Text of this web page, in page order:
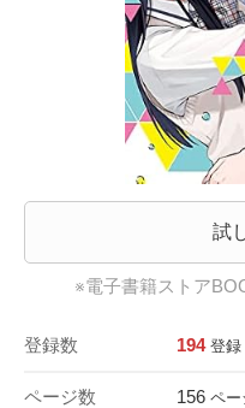
試
※電子書籍ストア
登録数 194 登録
ページ数 156 ペー